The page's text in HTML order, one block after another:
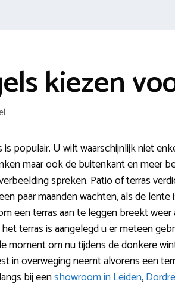
kiezen
populair. U wilt waarschijnlijk niet
maar ook de buitenkant en meer
spreken. Patio of terras
paar maanden wachten, als de
een terras aan te leggen breekt
terras is aangelegd u er meteen
moment om nu tijdens de donkere
in overweging neemt alvorens een
bij eenshowroom in Leiden,